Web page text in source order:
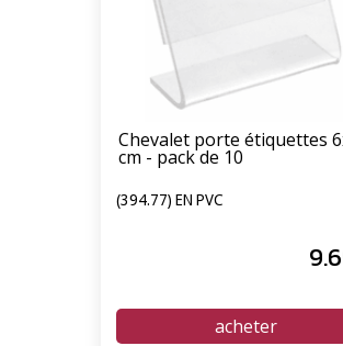
Chevalet porte étiquettes
cm - pack de 10
(394.77) EN PVC
9